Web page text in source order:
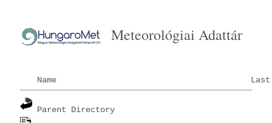
Meteorológiai Adattár
Name
Parent Directory